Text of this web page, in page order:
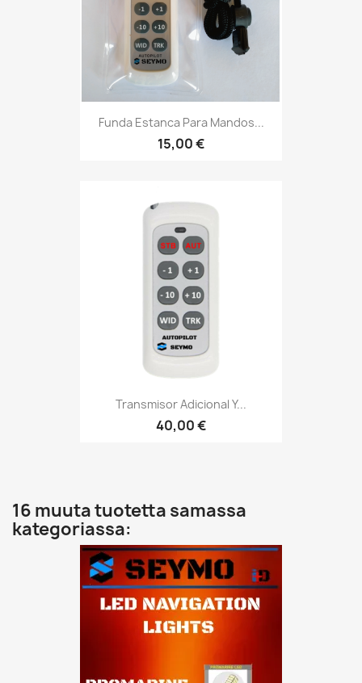
Funda Estanca Para Mandos...
15,00 €
Transmisor Adicional Y...
40,00 €
16 muuta tuotetta samassa
kategoriassa: